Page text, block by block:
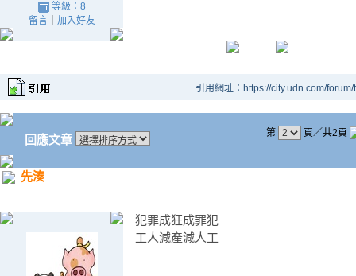
等級：8
留言｜ 加入好友
引用網址：https://city.udn.com/
回應文章 第 頁／共2頁
先湊
犯罪成狂成罪犯
工人減產減人工